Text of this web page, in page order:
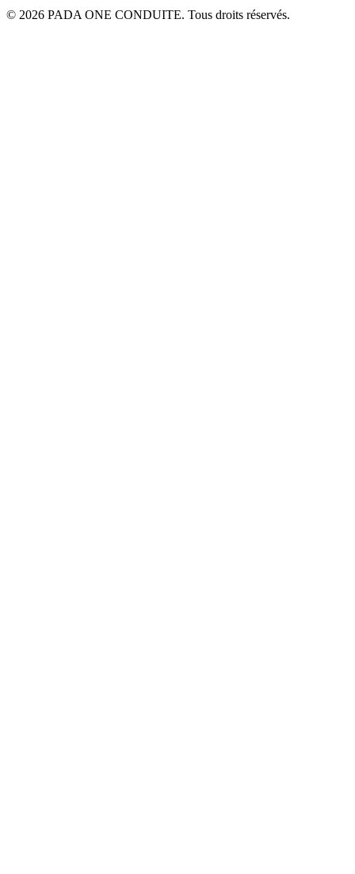
© 2026 PADA ONE CONDUITE. Tous droits réservés.